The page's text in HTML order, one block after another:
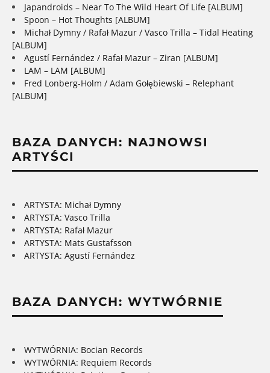
Japandroids – Near To The Wild Heart Of Life [ALBUM]
Spoon – Hot Thoughts [ALBUM]
Michał Dymny / Rafał Mazur / Vasco Trilla – Tidal Heating
[ALBUM]
Agustí Fernández / Rafał Mazur – Ziran [ALBUM]
LAM – LAM [ALBUM]
Fred Lonberg-Holm / Adam Gołębiewski – Relephant
[ALBUM]
BAZA DANYCH: NAJNOWSI
ARTYŚCI
ARTYSTA: Michał Dymny
ARTYSTA: Vasco Trilla
ARTYSTA: Rafał Mazur
ARTYSTA: Mats Gustafsson
ARTYSTA: Agustí Fernández
BAZA DANYCH: WYTWÓRNIE
WYTWÓRNIA: Bocian Records
WYTWÓRNIA: Requiem Records